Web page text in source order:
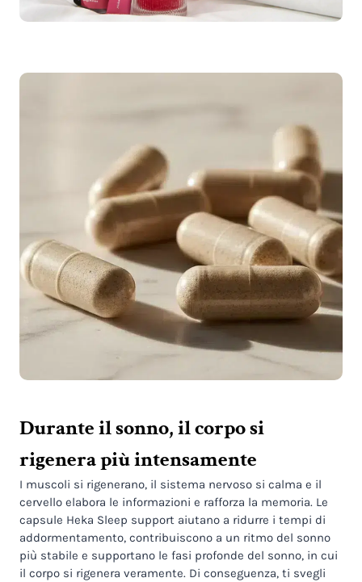
Durante il sonno, il corpo si
rigenera più intensamente
I muscoli si rigenerano, il sistema nervoso si calma e il
cervello elabora le informazioni e rafforza la memoria. Le
capsule Heka Sleep support aiutano a ridurre i tempi di
addormentamento, contribuiscono a un ritmo del sonno
più stabile e supportano le fasi profonde del sonno, in cui
il corpo si rigenera veramente. Di conseguenza, ti svegli